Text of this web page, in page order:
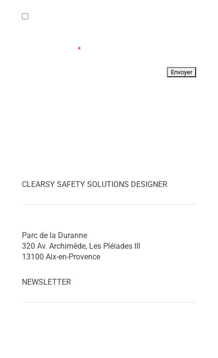
*
CLEARSY SAFETY SOLUTIONS DESIGNER
Parc de la Duranne
320 Av. Archimède, Les Pléiades III
13100 Aix-en-Provence
NEWSLETTER